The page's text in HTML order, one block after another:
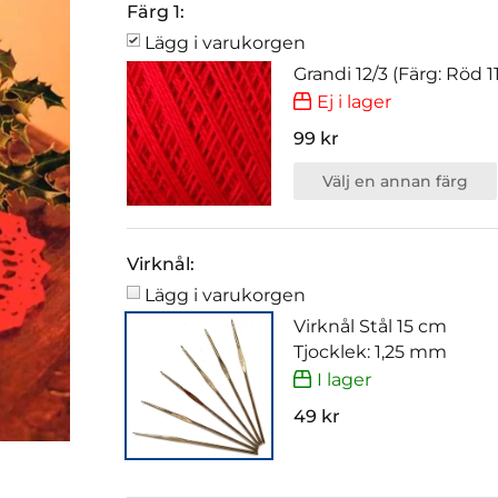
Färg 1:
Lägg i varukorgen
Grandi 12/3 (Färg: Röd
Ej i lager
99 kr
Välj en annan färg
Virknål:
Lägg i varukorgen
Virknål Stål 15 cm
Tjocklek: 1,25 mm
I lager
49 kr